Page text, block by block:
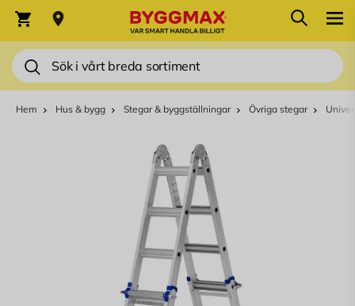
Sök
Varukorg Sök
Hem Hus & bygg Stegar & byggställningar Övriga stegar